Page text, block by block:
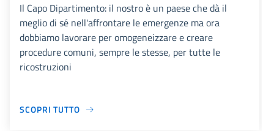
Il Capo Dipartimento: il nostro è un paese che dà il
meglio di sé nell'affrontare le emergenze ma ora
dobbiamo lavorare per omogeneizzare e creare
procedure comuni, sempre le stesse, per tutte le
ricostruzioni
SCOPRI TUTTO